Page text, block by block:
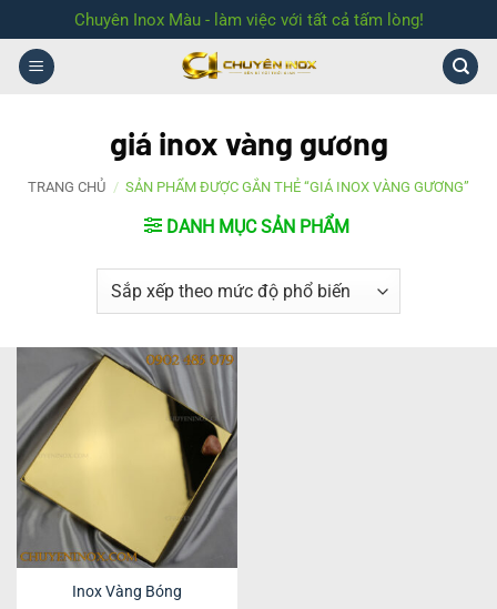
qua
nội
Chuyên Inox Màu - làm việc với tất cả tấm lòng!
giá inox vàng gương
TRANG CHỦ / SẢN PHẨM ĐƯỢC GẮN THẺ “GIÁ INOX VÀNG GƯƠNG”
DANH MỤC SẢN PHẨM
Inox Vàng Bóng